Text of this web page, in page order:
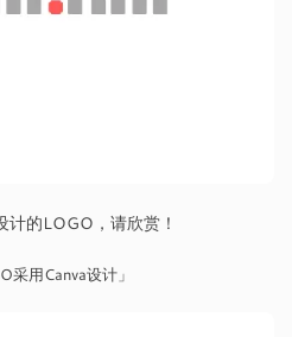
计的LOGO，请欣赏！
采用Canva设计」